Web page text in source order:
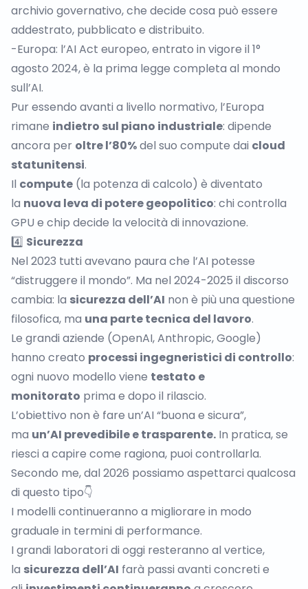
archivio governativo, che decide cosa può essere
addestrato, pubblicato e distribuito.
-Europa: l’AI Act europeo, entrato in vigore il 1°
agosto 2024, è la prima legge completa al mondo
sull’AI.
Pur essendo avanti a livello normativo, l’Europa
rimane indietro sul piano industriale: dipende
ancora per oltre l’80%del suo compute dai cloud
statunitensi.
Il compute (la potenza di calcolo) è diventato
la nuova leva di potere geopolitico: chi controlla
GPU e chip decide la velocità di innovazione.
4️⃣ Sicurezza
Nel 2023 tutti avevano paura che l’AI potesse
“distruggere il mondo”. Ma nel 2024-2025 il discorso
cambia: la sicurezza dell’AI non è più una questione
filosofica, ma una parte tecnica del lavoro.
Le grandi aziende (OpenAI, Anthropic, Google)
hanno creato processi ingegneristici di controllo:
ogni nuovo modello viene testato e
monitorato prima e dopo il rilascio.
L’obiettivo non è fare un’AI “buona e sicura”,
ma un’AI prevedibile e trasparente. In pratica, se
riesci a capire come ragiona, puoi controllarla.
Secondo me, dal 2026 possiamo aspettarci qualcosa
di questo tipo👇
I modelli continueranno a migliorare in modo
graduale in termini di performance.
I grandi laboratori di oggi resteranno al vertice,
la sicurezza dell’AI farà passi avanti concreti e